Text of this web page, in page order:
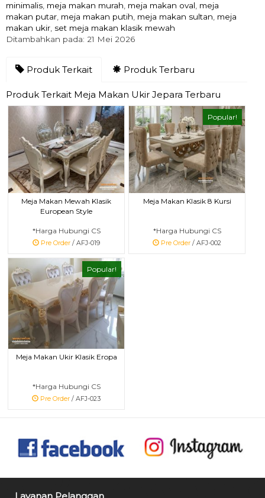
minimalis, meja makan murah, meja makan oval, meja
makan putar, meja makan putih, meja makan sultan, meja
makan ukir, set meja makan klasik mewah
Ditambahkan pada: 21 Mei 2026
Produk Terkait Produk Terbaru
Produk Terkait Meja Makan Ukir Jepara Terbaru
Meja Makan Mewah Klasik
European Style
*Harga Hubungi CS
Pre Order / AFJ-019
Popular!
Meja Makan Klasik 8 Kursi
*Harga Hubungi CS
Pre Order / AFJ-002
Popular!
Meja Makan Ukir Klasik Eropa
*Harga Hubungi CS
Pre Order / AFJ-023